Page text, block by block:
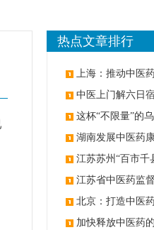
热点文章排行
上海：推动中医
展 中医上门解六日
这杯“不限量”的
湖南发展中医药
江苏苏州“百市千
办 江苏省中医药监
北京：打造中医
加快释放中医药